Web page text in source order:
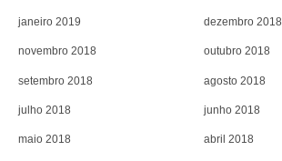
janeiro 2019 dezembro 2018
novembro 2018 outubro 2018
setembro 2018 agosto 2018
julho 2018 junho 2018
maio 2018 abril 2018